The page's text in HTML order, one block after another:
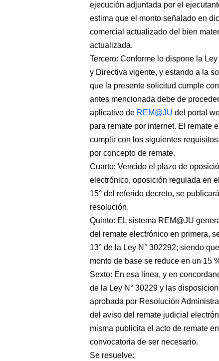
ejecución adjuntada por el
estima que el monto señalado en
comercial actualizado del bien
actualizada.
Tercero: Conforme lo dispone la
y Directiva vigente, y estando a la
que la presente solicitud cumple
antes mencionada debe de
aplicativo de REM@JU del portal
para remate por internet. El remate
cumplir con los siguientes
por concepto de remate.
Cuarto: Vencido el plazo de
electrónico, oposición regulada en
15° del referido decreto, se
resolución.
Quinto: EL sistema REM@JU
del remate electrónico en primera,
13° de la Ley N° 302292; siendo
monto de base se reduce en un 15
Sexto: En esa línea, y en
de la Ley N° 30229 y las
aprobada por Resolución
del aviso del remate judicial
misma publicita el acto de remate
convocatoria de ser necesario.
Se resuelve: